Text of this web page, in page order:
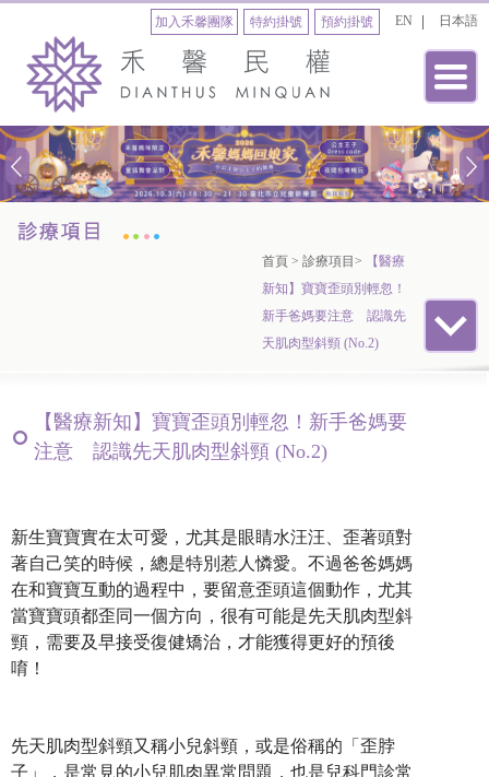
日本語
EN
加入禾馨團隊 預約掛號
特約掛號
首頁 > 診療項目 > 【醫療
新知】寶寶歪頭別輕忽！
新手爸媽要注意 認識先
天肌肉型斜頸 (No.2)
【醫療新知】寶寶歪頭別輕忽！新手爸媽要
注意 認識先天肌肉型斜頸 (No.2)
新生寶寶實在太可愛，尤其是眼睛水汪汪、歪著頭對
著自己笑的時候，總是特別惹人憐愛。不過爸爸媽媽
在和寶寶互動的過程中，要留意歪頭這個動作，尤其
當寶寶頭都歪同一個方向，很有可能是先天肌肉型斜
頸，需要及早接受復健矯治，才能獲得更好的預後
唷！
先天肌肉型斜頸又稱小兒斜頸，或是俗稱的「歪脖
子」，是常見的小兒肌肉異常問題，也是兒科門診常